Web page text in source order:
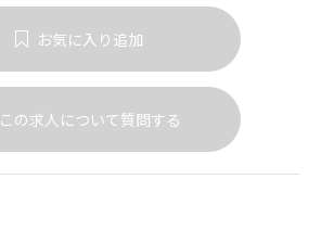
お気に入り追加
この求人について質問する